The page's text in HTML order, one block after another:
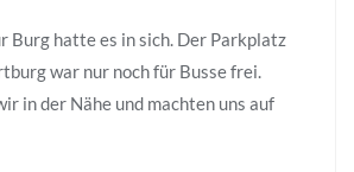
Burg hatte es in sich. Der Parkplatz
war nur noch für Busse frei.
in der Nähe und machten uns auf